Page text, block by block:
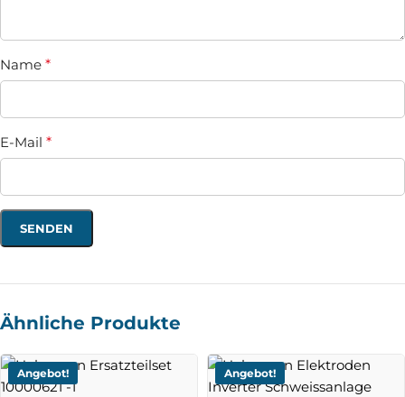
Name *
E-Mail *
Ähnliche Produkte
Angebot! Angebot!